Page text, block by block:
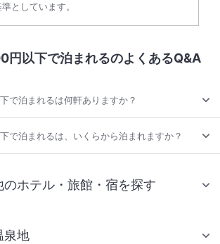
としています。
円以下で泊まれるのよくあるQ&A
で泊まれるは何軒ありますか？
で泊まれるは、いくらから泊まれますか？
ホテル・旅館・宿を探す
泉地